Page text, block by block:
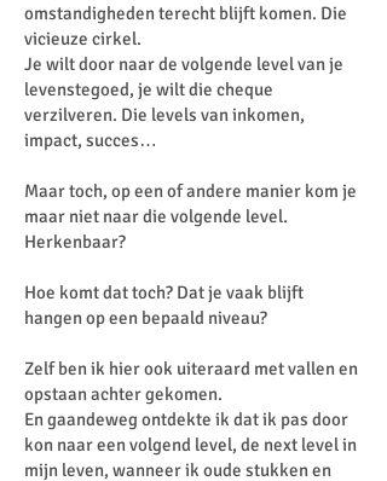
omstandigheden terecht blijft komen. Die
vicieuze cirkel.
Je wilt door naar de volgende level van je
levenstegoed, je wilt die cheque
verzilveren. Die levels van inkomen,
impact, succes…
Maar toch, op een of andere manier kom je
maar niet naar die volgende level.
Herkenbaar?
Hoe komt dat toch? Dat je vaak blijft
hangen op een bepaald niveau?
Zelf ben ik hier ook uiteraard met vallen en
opstaan achter gekomen.
En gaandeweg ontdekte ik dat ik pas door
kon naar een volgend level, de next level in
mijn leven, wanneer ik oude stukken en